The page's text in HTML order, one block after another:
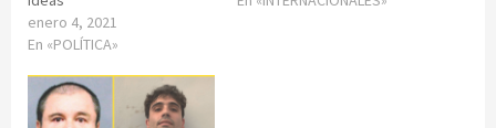
enero 4, 2021
En «POLÍTICA»